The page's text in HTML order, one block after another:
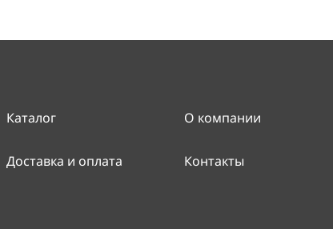
Каталог О компании
Доставка и оплата Контакты